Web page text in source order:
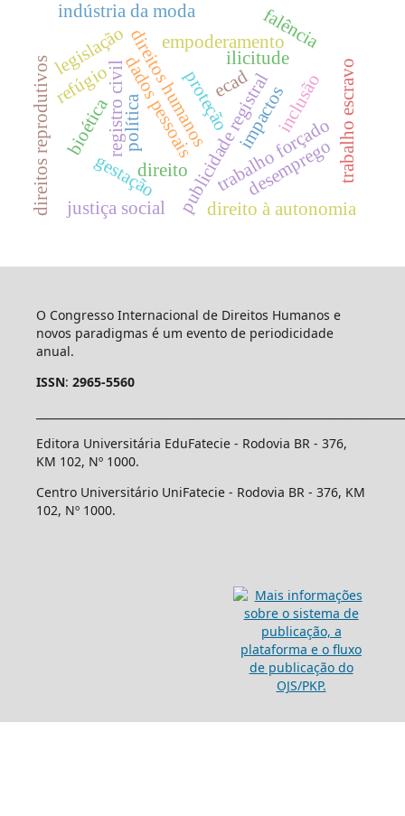
dados pessoaispublicidade registral
registro civil
refúgio direitos humanos
trabalho forçado
gestação
ilicitude
proteção
justiça social
bioética impactos
legislação
direito à autonomia
direitos reprodutivos
empoderamento
inclusão
ecad
indústria da moda
trabalho escravo
desemprego
falência
política
direito
O Congresso Internacional de Direitos Humanos e
novos paradigmas é um evento de periodicidade
anual.
ISSN: 2965-5560
Editora Universitária EduFatecie - Rodovia BR - 376,
KM 102, Nº 1000.
Centro Universitário UniFatecie - Rodovia BR - 376, KM
102, Nº 1000.